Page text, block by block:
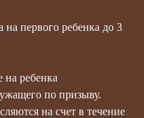
на первого ребенка до 3
на ребенка
по призыву.
на счет в течение